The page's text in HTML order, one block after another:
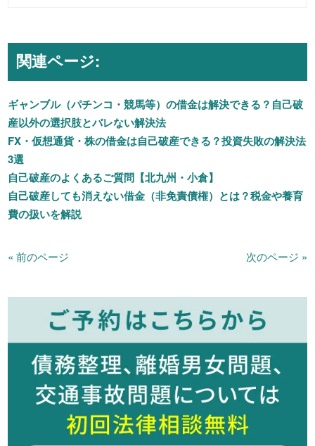
関連ページ:
ギャンブル（パチンコ・競馬等）の借金は解決できる？自己破
産以外の選択肢とバレない解決法
FX・仮想通貨・株の借金は自己破産できる？投資失敗の解決法
3選
自己破産のよくあるご質問【北九州・小倉】
自己破産しても消えない借金（非免責債権）とは？税金や養育
費の扱いを解説
« 前のページ 次のページ »